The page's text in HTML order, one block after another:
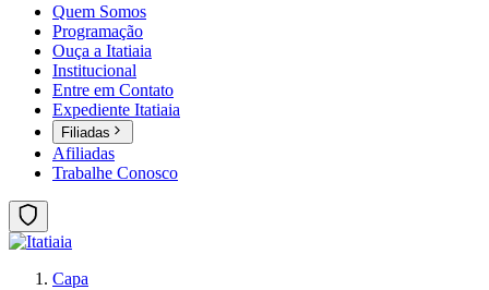
Quem Somos
Programação
Ouça a Itatiaia
Institucional
Entre em Contato
Expediente Itatiaia
Filiadas
Afiliadas
Trabalhe Conosco
Capa